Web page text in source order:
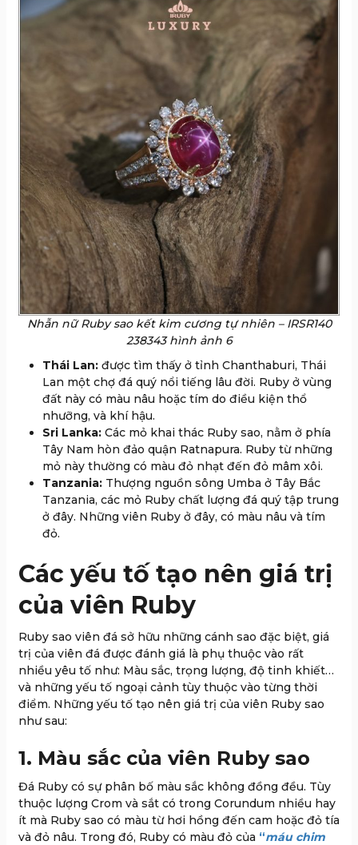
Nhẫn nữ Ruby sao kết kim cương tự nhiên – IRSR140
238343 hình ảnh 6
Thái Lan: được tìm thấy ở tỉnh Chanthaburi, Thái
Lan một chợ đá quý nổi tiếng lâu đời. Ruby ở vùng
đất này có màu nâu hoặc tím do điều kiện thổ
nhưỡng, và khí hậu.
Sri Lanka: Các mỏ khai thác Ruby sao, nằm ở phía
Tây Nam hòn đảo quận Ratnapura. Ruby từ những
mỏ này thường có màu đỏ nhạt đến đỏ mâm xôi.
Tanzania: Thượng nguồn sông Umba ở Tây Bắc
Tanzania, các mỏ Ruby ​​chất lượng đá quý tập trung
ở đây. Những viên Ruby ở đây, có màu nâu và tím
đỏ.
Các yếu tố tạo nên giá trị
của viên Ruby
Ruby sao viên đá sở hữu những cánh sao đặc biệt, giá
trị của viên đá được đánh giá là phụ thuộc vào rất
nhiều yêu tố như: Màu sắc, trọng lượng, độ tinh khiết…
và những yếu tố ngoại cảnh tùy thuộc vào từng thời
điểm. Những yếu tố tạo nên giá trị của viên Ruby sao
như sau:
1. Màu sắc của viên Ruby sao
Đá Ruby có sự phân bố màu sắc không đồng đều. Tùy
thuộc lượng Crom và sắt có trong Corundum nhiều hay
ít mà Ruby sao có màu từ hơi hồng đến cam hoặc đỏ tía
và đỏ nâu. Trong đó, Ruby có màu đỏ của “máu chim